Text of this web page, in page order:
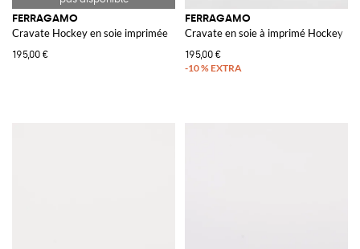
FERRAGAMO
Cravate Hockey en soie imprimée
195,00 €
FERRAGAMO
Cravate en soie à imprimé Hockey
195,00 €